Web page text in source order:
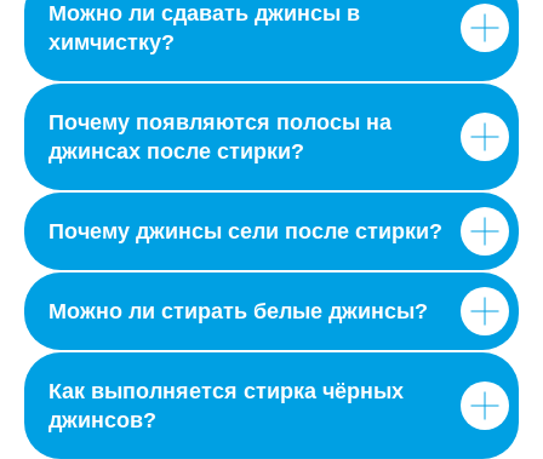
Можно ли сдавать джинсы в
химчистку?
Почему появляются полосы на
джинсах после стирки?
Почему джинсы сели после стирки?
Можно ли стирать белые джинсы?
Как выполняется стирка чёрных
джинсов?